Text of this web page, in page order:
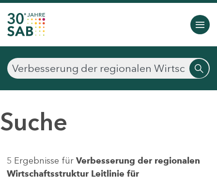
Suche
5 Ergebnisse für Verbesserung der regionalen
Wirtschaftsstruktur Leitlinie für